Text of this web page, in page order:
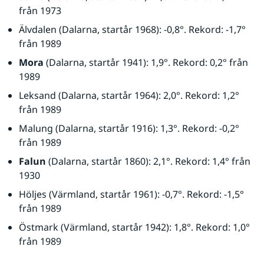
från 1973
Älvdalen (Dalarna, startår 1968): -0,8°. Rekord: -1,7°
från 1989
Mora (Dalarna, startår 1941): 1,9°. Rekord: 0,2° från
1989
Leksand (Dalarna, startår 1964): 2,0°. Rekord: 1,2°
från 1989
Malung (Dalarna, startår 1916): 1,3°. Rekord: -0,2°
från 1989
Falun (Dalarna, startår 1860): 2,1°. Rekord: 1,4° från
1930
Höljes (Värmland, startår 1961): -0,7°. Rekord: -1,5°
från 1989
Östmark (Värmland, startår 1942): 1,8°. Rekord: 1,0°
från 1989